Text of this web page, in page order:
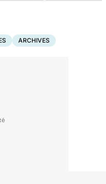
ARCHIVES